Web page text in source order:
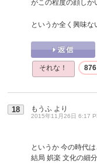
がこの程度の顔しか
というか全く興味
それな！ 876
18 もうふ より
2015年11月26日 6:17
というか 今の時代
結局 娯楽 文化の細